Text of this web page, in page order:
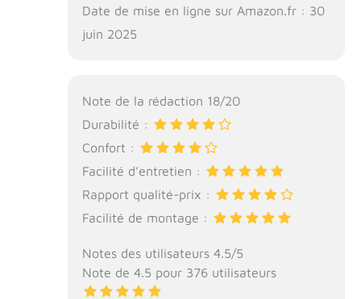
Date de mise en ligne sur Amazon.fr : 30
juin 2025
Note de la rédaction 18/20
Durabilité :
Confort :
Facilité d’entretien :
Rapport qualité-prix :
Facilité de montage :
Notes des utilisateurs 4.5/5
Note de 4.5 pour 376 utilisateurs